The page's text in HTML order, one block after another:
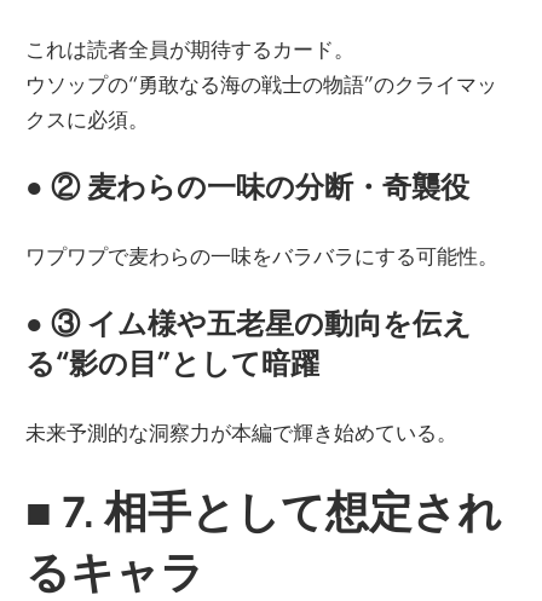
これは読者全員が期待するカード。
ウソップの“勇敢なる海の戦士の物語”のクライマッ
クスに必須。
●② 麦わらの一味の分断・奇襲役
ワプワプで麦わらの一味をバラバラにする可能性。
●③ イム様や五老星の動向を伝え
る“影の目”として暗躍
未来予測的な洞察力が本編で輝き始めている。
■7. 相手として想定され
るキャラ